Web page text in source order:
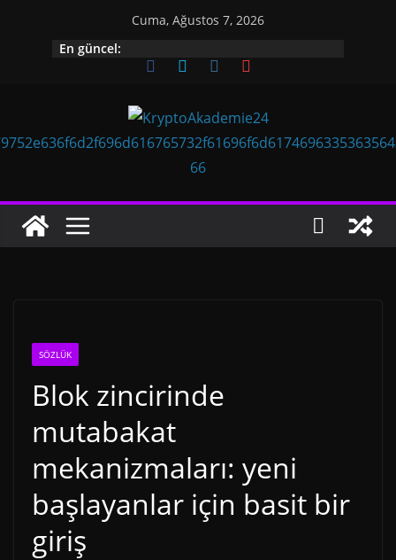
Cuma, Ağustos 7, 2026
En güncel:
SÖZLÜK
Blok zincirinde
mutabakat
mekanizmaları: yeni
başlayanlar için basit bir
giriş